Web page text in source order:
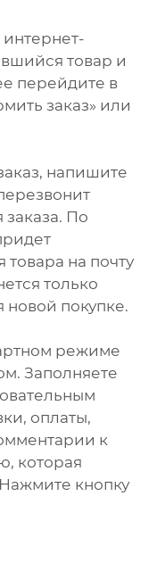
товар и
перейдите в
заказ» или
напишите
По
на почту
только
новой покупке.
режиме
Заполняете
оплаты,
к
которая
кнопку